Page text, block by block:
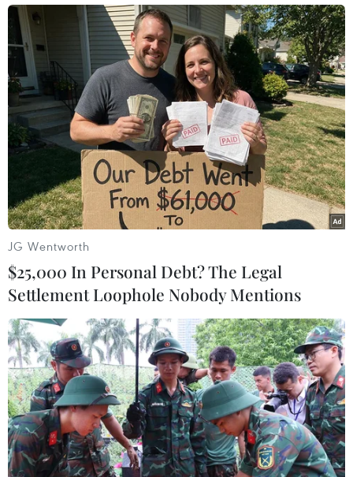
General Motors sẽ nhập khẩu ôtô mang
tính biểu tượng đến Trung Quốc
22/03/2022 04:59
Theo Chủ tịch GM Mark Reuss, hoạt động kinh doanh
mới sẽ tập trung vào những chiếc ôtô và thương hiệu xe
tiềm năng mà hiện không có trên thị trường Trung Quốc.
Cổ phiếu General Motors lần đầu giảm
xuống dưới mức giá khi IPO
JG Wentworth
$25,000 In Personal Debt? The Legal
Settlement Loophole Nobody Mentions